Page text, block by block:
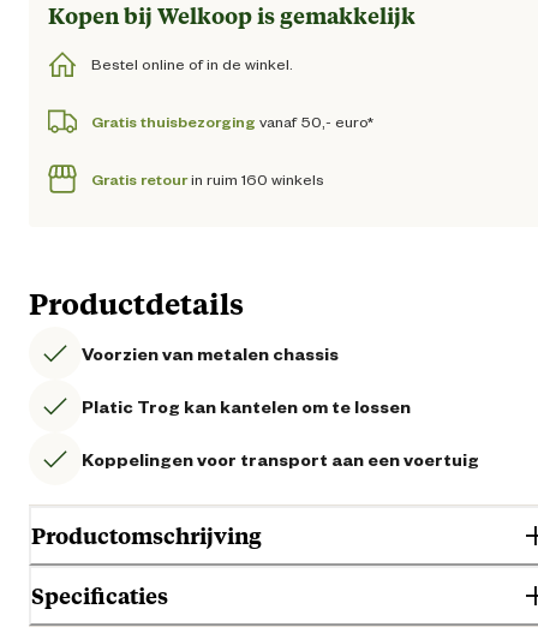
Kopen bij Welkoop is gemakkelijk
Bestel online of in de winkel.
Gratis thuisbezorging vanaf 50,- euro*
Gratis retourin ruim 160 winkels
Productdetails
Voorzien van metalen chassis
Platic Trog kan kantelen om te lossen
Koppelingen voor transport aan een voertuig
Productomschrijving
Specificaties